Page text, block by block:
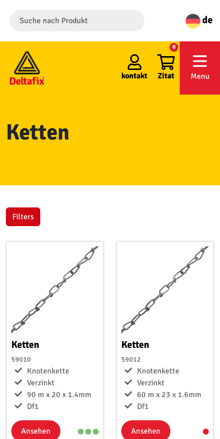
de
kontakt Zitat
0
Menu
Ketten
Filters
Ketten
59010
Knotenkette
Verzinkt
90 m x 20 x 1.4mm
Df1
Ansehen
Ketten
59012
Knotenkette
Verzinkt
60 m x 23 x 1.6mm
Df1
Ansehen